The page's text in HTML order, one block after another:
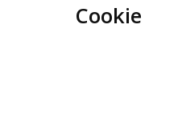
Cookie